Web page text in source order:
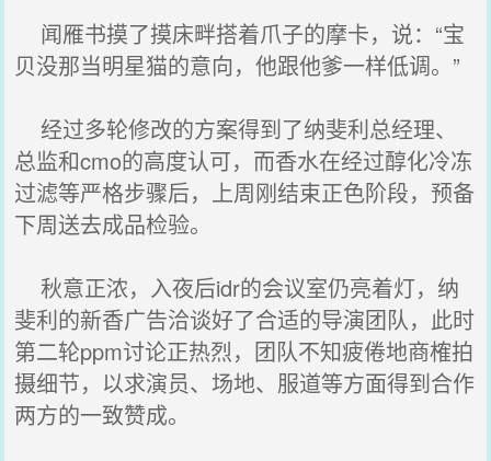
闻雁书摸了摸床畔搭着爪子的摩卡，说：“宝
贝没那当明星猫的意向，他跟他爹一样低调。”
经过多轮修改的方案得到了纳斐利总经理、
总监和cmo的高度认可，而香水在经过醇化冷冻
过滤等严格步骤后，上周刚结束正色阶段，预备
下周送去成品检验。
秋意正浓，入夜后idr的会议室仍亮着灯，纳
斐利的新香广告洽谈好了合适的导演团队，此时
第二轮ppm讨论正热烈，团队不知疲倦地商榷拍
摄细节，以求演员、场地、服道等方面得到合作
两方的一致赞成。